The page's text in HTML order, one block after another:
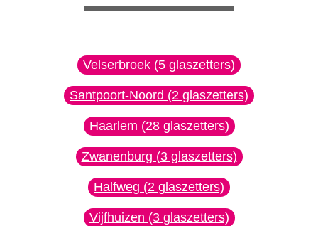
Velserbroek (5 glaszetters)
Santpoort-Noord (2 glaszetters)
Haarlem (28 glaszetters)
Zwanenburg (3 glaszetters)
Halfweg (2 glaszetters)
Vijfhuizen (3 glaszetters)